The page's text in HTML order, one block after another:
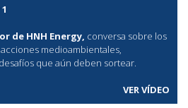
de HNH Energy, conversa sobre los
medioambientales,
que aún deben sortear.
VER VÍDEO